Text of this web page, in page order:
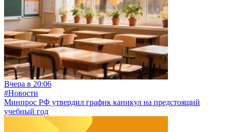
Вчера в 20:06
#Новости
Минпрос РФ утвердил график каникул на предстоящий
учебный год